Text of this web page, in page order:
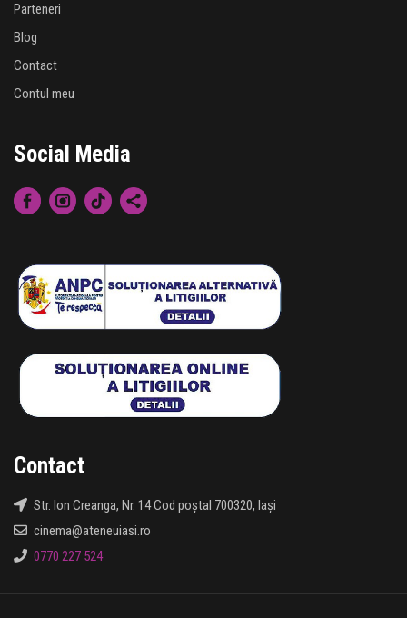
Parteneri
Blog
Contact
Contul meu
Social Media
Contact
Str. Ion Creanga, Nr. 14 Cod poștal 700320, Iași
cinema@ateneuiasi.ro
0770 227 524